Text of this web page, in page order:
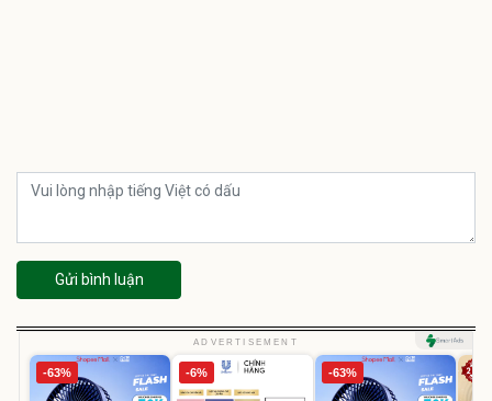
Gửi bình luận
ADVERTISEMENT
-63% -6% -63%